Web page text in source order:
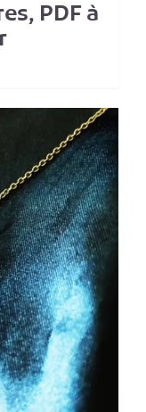
PDF à